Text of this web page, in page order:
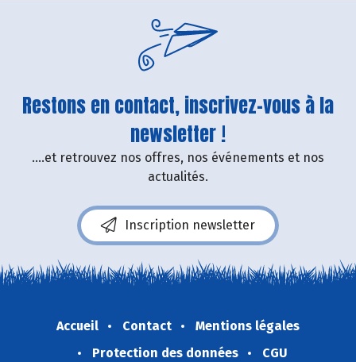
Restons en contact, inscrivez-vous à la
newsletter !
....et retrouvez nos offres, nos événements et nos
actualités.
Inscription newsletter
Accueil Contact
Mentions légales
Protection des données
CGU